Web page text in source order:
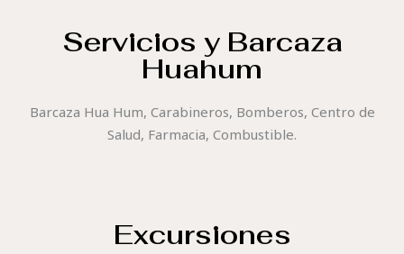
Servicios y Barcaza
Huahum
Barcaza Hua Hum, Carabineros, Bomberos, Centro de
Salud, Farmacia, Combustible.
Excursiones